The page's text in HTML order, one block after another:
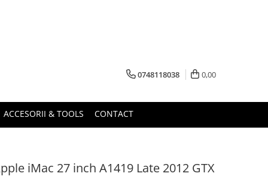
0748118038 0,00
ACCESORII & TOOLS CONTACT
iMac 27 inch A1419 Late 2012 GTX